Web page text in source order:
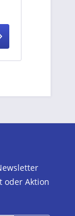
oder Aktion